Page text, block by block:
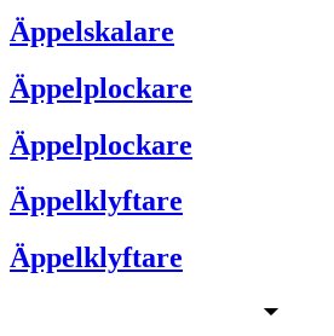
Äppelskalare
Äppelplockare
Äppelplockare
Äppelklyftare
Äppelklyftare